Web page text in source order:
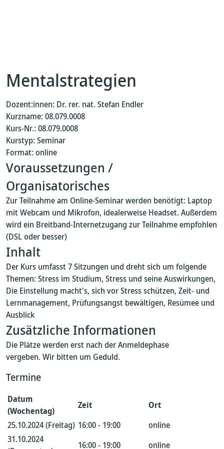
Mentalstrategien
Dozent:innen: Dr. rer. nat. Stefan Endler
Kurzname: 08.079.0008
Kurs-Nr.: 08.079.0008
Kurstyp: Seminar
Format: online
Voraussetzungen /
Organisatorisches
Zur Teilnahme am Online-Seminar werden benötigt: Laptop
mit Webcam und Mikrofon, idealerweise Headset. Außerdem
wird ein Breitband-Internetzugang zur Teilnahme empfohlen
(DSL oder besser)
Inhalt
Der Kurs umfasst 7 Sitzungen und dreht sich um folgende
Themen: Stress im Studium, Stress und seine Auswirkungen,
Die Einstellung macht's, sich vor Stress schützen, Zeit- und
Lernmanagement, Prüfungsangst bewältigen, Resümee und
Ausblick
Zusätzliche Informationen
Die Plätze werden erst nach der Anmeldephase
vergeben. Wir bitten um Geduld.
Termine
Datum
(Wochentag)
Zeit
Ort
25.10.2024 (Freitag) 16:00 - 19:00
online
31.10.2024
16:00 - 19:00 online